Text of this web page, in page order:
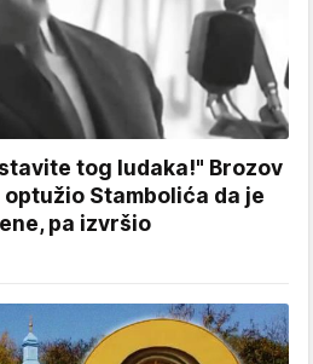
tog ludaka!" Brozov
Stambolića da je
pa izvršio